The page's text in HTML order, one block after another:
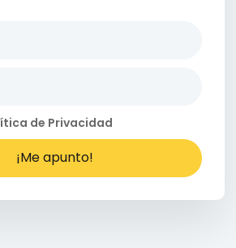
de Privacidad
¡Me apunto!